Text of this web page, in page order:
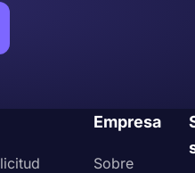
Empresa
Sobre